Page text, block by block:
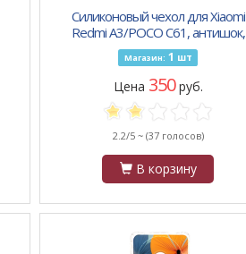
Силиконовый чехол для Xiaomi
Redmi A3/POCO C61, антишок,
принт, замок и бабочки
Магазин: 1 шт
Цена 350руб.
2.2/5 ~ (37 голосов)
В корзину